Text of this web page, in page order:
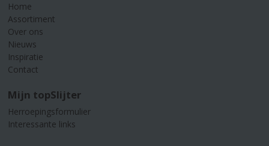
Home
Assortiment
Over ons
Nieuws
Inspiratie
Contact
Mijn topSlijter
Herroepingsformulier
Interessante links